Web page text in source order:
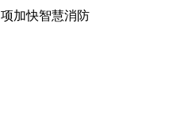
加快智慧消防